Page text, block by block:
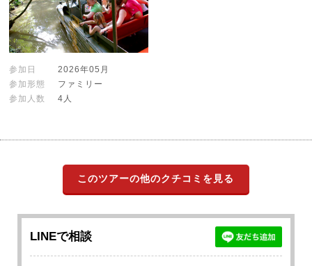
参加日
2026年05月
参加形態
ファミリー
参加人数
4人
このツアーの他のクチコミを見る
LINEで相談